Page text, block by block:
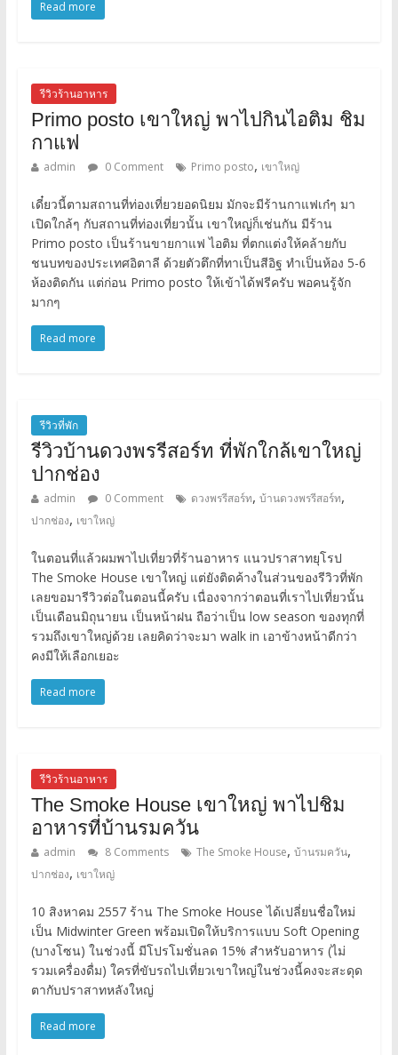
Read more
รีวิวร้านอาหาร
Primo posto เขาใหญ่ พาไปกินไอติม ชิม
กาแฟ
admin 0 Comment Primo posto, เขาใหญ่
เดี๋ยวนี้ตามสถานที่ท่องเที่ยวยอดนิยม มักจะมีร้านกาแฟเก๋ๆ มา
เปิดใกล้ๆ กับสถานที่ท่องเที่ยวนั้น เขาใหญ่ก็เช่นกัน มีร้าน
Primo posto เป็นร้านขายกาแฟ ไอติม ที่ตกแต่งให้คล้ายกับ
ชนบทของประเทศอิตาลี ด้วยตัวตึกที่ทาเป็นสีอิฐ ทำเป็นห้อง 5-6
ห้องติดกัน แต่ก่อน Primo posto ให้เข้าได้ฟรีครับ พอคนรู้จัก
มากๆ
Read more
รีวิวที่พัก
รีวิวบ้านดวงพรรีสอร์ท ที่พักใกล้เขาใหญ่
ปากช่อง
admin 0 Comment ดวงพรรีสอร์ท, บ้านดวงพรรีสอร์ท,
ปากช่อง, เขาใหญ่
ในตอนที่แล้วผมพาไปเที่ยวที่ร้านอาหาร แนวปราสาทยุโรป
The Smoke House เขาใหญ่ แต่ยังติดค้างในส่วนของรีวิวที่พัก
เลยขอมารีวิวต่อในตอนนี้ครับ เนื่องจากว่าตอนที่เราไปเที่ยวนั้น
เป็นเดือนมิถุนายน เป็นหน้าฝน ถือว่าเป็น low season ของทุกที่
รวมถึงเขาใหญ่ด้วย เลยคิดว่าจะมา walk in เอาข้างหน้าดีกว่า
คงมีให้เลือกเยอะ
Read more
รีวิวร้านอาหาร
The Smoke House เขาใหญ่ พาไปชิม
อาหารที่บ้านรมควัน
admin 8 Comments The Smoke House, บ้านรมควัน,
ปากช่อง, เขาใหญ่
10 สิงหาคม 2557 ร้าน The Smoke House ได้เปลี่ยนชื่อใหม่
เป็น Midwinter Green พร้อมเปิดให้บริการแบบ Soft Opening
(บางโซน) ในช่วงนี้ มีโปรโมชั่นลด 15% สำหรับอาหาร (ไม่
รวมเครื่องดื่ม) ใครที่ขับรถไปเที่ยวเขาใหญ่ในช่วงนี้คงจะสะดุด
ตากับปราสาทหลังใหญ่
Read more